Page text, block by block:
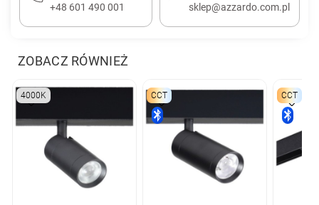
+48 601 490 001
sklep@azzardo.com.pl
ZOBACZ RÓWNIEŻ
4000K CCT CCT